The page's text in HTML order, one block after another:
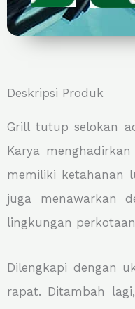
Deskripsi Produk
Grill tutup selokan
Karya
memiliki ketahanan
juga menawarkan
lingkungan
Dilengkapi dengan
rapat. Ditambah